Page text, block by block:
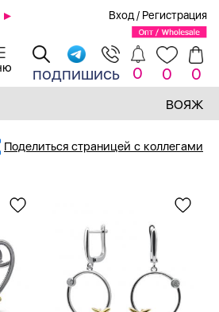
Вход / Регистрация
подпишись 0 0 0
ВОЯЖ
Поделиться страницей с коллегами